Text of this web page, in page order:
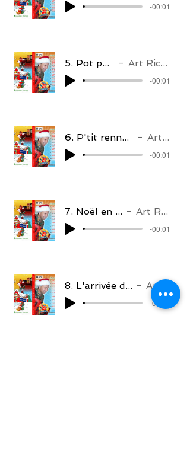
-00:01
5. Pot pourri Art Richard
-00:01
6. P'tit renne au nez rouge Art Richard
-00:01
7. Noël en Acadie Art Richard
-00:01
8. L'arrivée du p'tit Jésus
-00:01